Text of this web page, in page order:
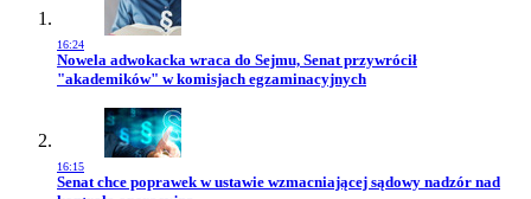
16:24
Przejdź do artykułu:
Nowela adwokacka wraca do Sejmu, Senat przywrócił
"akademików" w komisjach egzaminacyjnych
16:15
Przejdź do artykułu:
Senat chce poprawek w ustawie wzmacniającej sądowy nadzór nad